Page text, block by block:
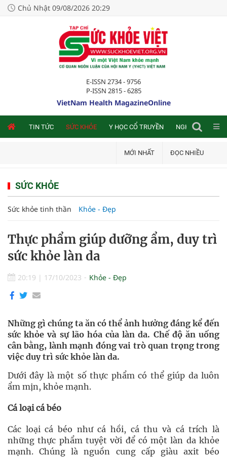
Chủ Nhật 09/08/2026 20:29
E-ISSN 2734 - 9756
P-ISSN 2815 - 6285
VietNam Health MagazineOnline
TIN TỨC SỨC KHỎE Y HỌC CỔ TRUYỀN NGHIÊN CỨU
MỚI NHẤT ĐỌC NHIỀU
SỨC KHỎE
Sức khỏe tinh thần Khỏe - Đẹp
Thực phẩm giúp dưỡng ẩm, duy trì
sức khỏe làn da
20:19 | 17/10/2023 Khỏe - Đẹp
Những gì chúng ta ăn có thể ảnh hưởng đáng kể đến
sức khỏe và sự lão hóa của làn da. Chế độ ăn uống
cân bằng, lành mạnh đóng vai trò quan trọng trong
việc duy trì sức khỏe làn da.
Dưới đây là một số thực phẩm có thể giúp da luôn
ẩm mịn, khỏe mạnh.
Cá loại cá béo
Các loại cá béo như cá hồi, cá thu và cá trích là
những thực phẩm tuyệt vời để có một làn da khỏe
mạnh. Chúng là nguồn cung cấp giàu axit béo